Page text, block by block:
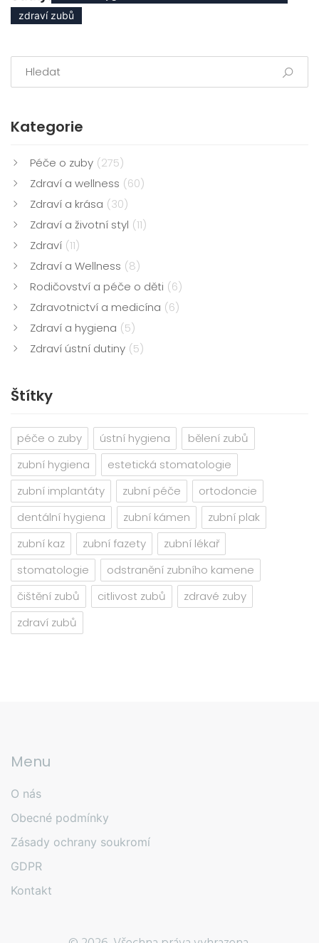
zdraví zubů
Kategorie
Péče o zuby (275)
Zdraví a wellness (60)
Zdraví a krása (30)
Zdraví a životní styl (11)
Zdraví (11)
Zdraví a Wellness (8)
Rodičovství a péče o děti (6)
Zdravotnictví a medicína (6)
Zdraví a hygiena (5)
Zdraví ústní dutiny (5)
Štítky
péče o zuby ústní hygiena
bělení zubů
zubní hygiena
estetická stomatologie
zubní implantáty
zubní péče
ortodoncie
dentální hygiena
zubní kámen
zubní plak
zubní kaz
zubní fazety
zubní lékař
stomatologie
odstranění zubního kamene
čištění zubů
citlivost zubů
zdravé zuby
zdraví zubů
Menu
O nás
Obecné podmínky
Zásady ochrany soukromí
GDPR
Kontakt